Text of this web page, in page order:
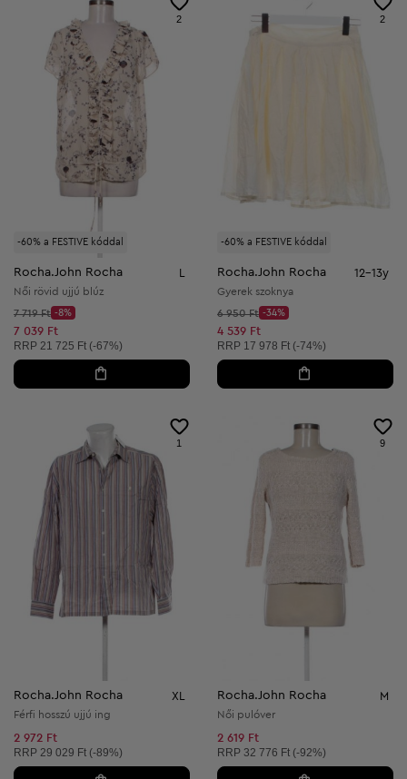
-60% a FESTIVE kóddal
2
Rocha.John Rocha L
Női rövid ujjú blúz
Kezdő ár:
7 719 Ft
Discount Price:
-8%
Csökkentett ár:
7 039 Ft
Ajánlott ár:
RRP 21 725 Ft (-67%)
-60% a FESTIVE kóddal
2
Rocha.John Rocha 12-13y
Gyerek szoknya
Kezdő ár:
6 950 Ft
Discount Price:
-34%
Csökkentett ár:
4 539 Ft
Ajánlott ár:
RRP 17 978 Ft (-74%)
1
Rocha.John Rocha XL
Férfi hosszú ujjú ing
2 972 Ft
Ajánlott ár:
RRP 29 029 Ft (-89%)
9
Rocha.John Rocha M
Női pulóver
2 619 Ft
Ajánlott ár:
RRP 32 776 Ft (-92%)